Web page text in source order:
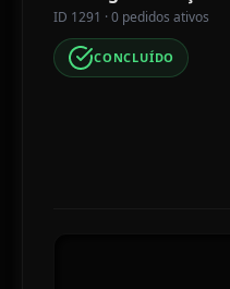
ID 1291 · 0 pedidos ativos
CONCLUÍDO